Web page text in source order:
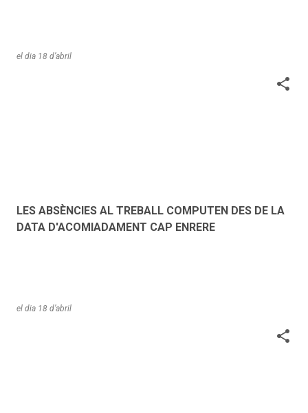
el dia 18 d’abril
LES ABSÈNCIES AL TREBALL COMPUTEN DES DE LA
DATA D'ACOMIADAMENT CAP ENRERE
el dia 18 d’abril